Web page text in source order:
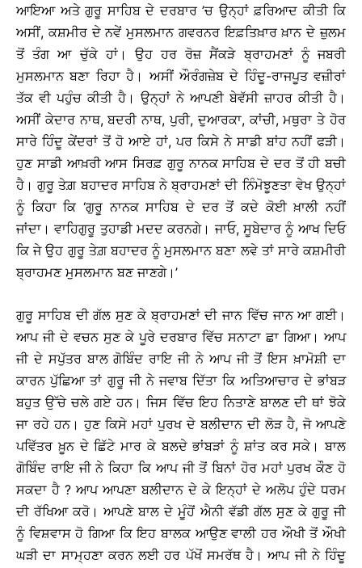
ਆਇਆ ਅਤੇ ਗੁਰੂ ਸਾਹਿਬ ਦੇ ਦਰਬਾਰ ’ਚ ਉਨ੍ਹਾਂ ਫ਼ਰਿਆਦ ਕੀਤੀ ਕਿ
ਅਸੀਂ, ਕਸ਼ਮੀਰ ਦੇ ਨਵੇਂ ਮੁਸਲਮਾਨ ਗਵਰਨਰ ਇਫ਼ਤਿਖ਼ਾਰ ਖ਼ਾਨ ਦੇ ਜ਼ੁਲਮ
ਤੋਂ ਤੰਗ ਆ ਚੁੱਕੇ ਹਾਂ। ਉਹ ਹਰ ਰੋਜ਼ ਸੈਂਕੜੇ ਬ੍ਰਾਹਮਣਾਂ ਨੂੰ ਜਬਰੀ
ਮੁਸਲਮਾਨ ਬਣਾ ਰਿਹਾ ਹੈ। ਅਸੀਂ ਔਰੰਗਜ਼ੇਬ ਦੇ ਹਿੰਦੂ-ਰਾਜਪੂਤ ਵਜ਼ੀਰਾਂ
ਤੱਕ ਵੀ ਪਹੁੰਚ ਕੀਤੀ ਹੈ। ਉਨ੍ਹਾਂ ਨੇ ਆਪਣੀ ਬੇਵੱਸੀ ਜ਼ਾਹਰ ਕੀਤੀ ਹੈ।
ਅਸੀਂ ਕੇਦਾਰ ਨਾਥ, ਬਦਰੀ ਨਾਥ, ਪੁਰੀ, ਦੁਆਰਕਾ, ਕਾਂਚੀ, ਮਥੁਰਾ ਤੇ ਹੋਰ
ਸਾਰੇ ਹਿੰਦੂ ਕੇਂਦਰਾਂ ਤੋਂ ਹੋ ਆਏ ਹਾਂ, ਪਰ ਕਿਸੇ ਨੇ ਸਾਡੀ ਬਾਂਹ ਨਹੀਂ ਫੜੀ।
ਹੁਣ ਸਾਡੀ ਆਖ਼ਰੀ ਆਸ ਸਿਰਫ਼ ਗੁਰੂ ਨਾਨਕ ਸਾਹਿਬ ਦੇ ਦਰ ਤੋਂ ਹੀ ਬਚੀ
ਹੈ। ਗੁਰੂ ਤੇਗ਼ ਬਹਾਦਰ ਸਾਹਿਬ ਨੇ ਬ੍ਰਾਹਮਣਾਂ ਦੀ ਨਿੰਮੋਝੂਣਤਾ ਵੇਖ ਉਨ੍ਹਾਂ
ਨੂੰ ਕਿਹਾ ਕਿ ‘ਗੁਰੂ ਨਾਨਕ ਸਾਹਿਬ ਦੇ ਦਰ ਤੋਂ ਕਦੇ ਕੋਈ ਖ਼ਾਲੀ ਨਹੀਂ
ਜਾਂਦਾ। ਵਾਹਿਗੁਰੂ ਤੁਹਾਡੀ ਮਦਦ ਕਰਨਗੇ। ਜਾਓ, ਸੂਬੇਦਾਰ ਨੂੰ ਆਖ ਦਿਓ
ਕਿ ਜੇ ਉਹ ਗੁਰੂ ਤੇਗ਼ ਬਹਾਦਰ ਨੂੰ ਮੁਸਲਮਾਨ ਬਣਾ ਲਵੇ ਤਾਂ ਸਾਰੇ ਕਸ਼ਮੀਰੀ
ਬ੍ਰਾਹਮਣ ਮੁਸਲਮਾਨ ਬਣ ਜਾਣਗੇ।’
ਗੁਰੂ ਸਾਹਿਬ ਦੀ ਗੱਲ ਸੁਣ ਕੇ ਬ੍ਰਾਹਮਣਾਂ ਦੀ ਜਾਨ ਵਿੱਚ ਜਾਨ ਆ ਗਈ।
ਆਪ ਜੀ ਦੇ ਵਚਨ ਸੁਣ ਕੇ ਪੂਰੇ ਦਰਬਾਰ ਵਿੱਚ ਸਨਾਟਾ ਛਾ ਗਿਆ। ਆਪ
ਜੀ ਦੇ ਸਪੁੱਤਰ ਬਾਲ ਗੋਬਿੰਦ ਰਾਇ ਜੀ ਨੇ ਆਪ ਜੀ ਤੋਂ ਇਸ ਖ਼ਾਮੋਸ਼ੀ ਦਾ
ਕਾਰਨ ਪੁੱਛਿਆ ਤਾਂ ਗੁਰੂ ਜੀ ਨੇ ਜਵਾਬ ਦਿੱਤਾ ਕਿ ਅਤਿਆਚਾਰ ਦੇ ਭਾਂਬੜ
ਬਹੁਤ ਉੱਚੇ ਚਲੇ ਗਏ ਹਨ। ਜਿਸ ਵਿੱਚ ਇਹ ਨਿਤਾਣੇ ਬਾਲਣ ਦੀ ਥਾਂ ਝੋਕੇ
ਜਾ ਰਹੇ ਹਨ। ਹੁਣ ਕਿਸੇ ਮਹਾਂ ਪੁਰਖ ਦੇ ਬਲੀਦਾਨ ਦੀ ਲੋੜ ਹੈ, ਜੋ ਆਪਣੇ
ਪਵਿੱਤਰ ਖ਼ੂਨ ਦੇ ਛਿੱਟੇ ਮਾਰ ਕੇ ਬਲਦੇ ਭਾਂਬੜਾਂ ਨੂੰ ਸ਼ਾਂਤ ਕਰ ਸਕੇ। ਬਾਲ
ਗੋਬਿੰਦ ਰਾਇ ਜੀ ਨੇ ਕਿਹਾ ਕਿ ਆਪ ਜੀ ਤੋਂ ਬਿਨਾਂ ਹੋਰ ਮਹਾਂ ਪੁਰਖ ਕੌਣ ਹੋ
ਸਕਦਾ ਹੈ ? ਆਪ ਆਪਣਾ ਬਲੀਦਾਨ ਦੇ ਕੇ ਇਨ੍ਹਾਂ ਦੇ ਅਲੋਪ ਹੁੰਦੇ ਧਰਮ
ਦੀ ਰੱਖਿਆ ਕਰੋ। ਆਪਣੇ ਬਾਲ ਦੇ ਮੂੰਹੋਂ ਐਨੀ ਵੱਡੀ ਗੱਲ ਸੁਣ ਕੇ ਗੁਰੂ ਜੀ
ਨੂੰ ਵਿਸ਼ਵਾਸ ਹੋ ਗਿਆ ਕਿ ਇਹ ਬਾਲਕ ਆਉਣ ਵਾਲੀ ਹਰ ਔਖੀ ਤੋਂ ਔਖੀ
ਘੜੀ ਦਾ ਸਾਮ੍ਹਣਾ ਕਰਨ ਲਈ ਹਰ ਪੱਖੋਂ ਸਮਰੱਥ ਹੈ। ਆਪ ਜੀ ਨੇ ਹਿੰਦੂ